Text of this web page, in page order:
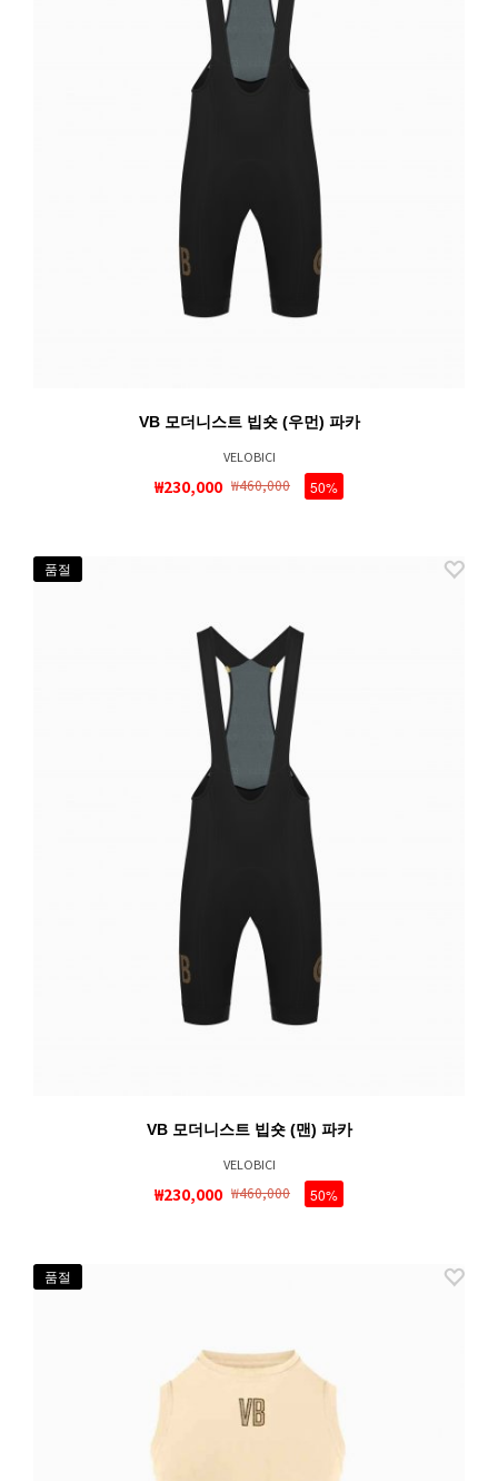
VB 모더니스트 빕숏 (우먼) 파카
VELOBICI
₩230,000 ₩460,000 50%
품절
VB 모더니스트 빕숏 (맨) 파카
VELOBICI
₩230,000 ₩460,000 50%
품절